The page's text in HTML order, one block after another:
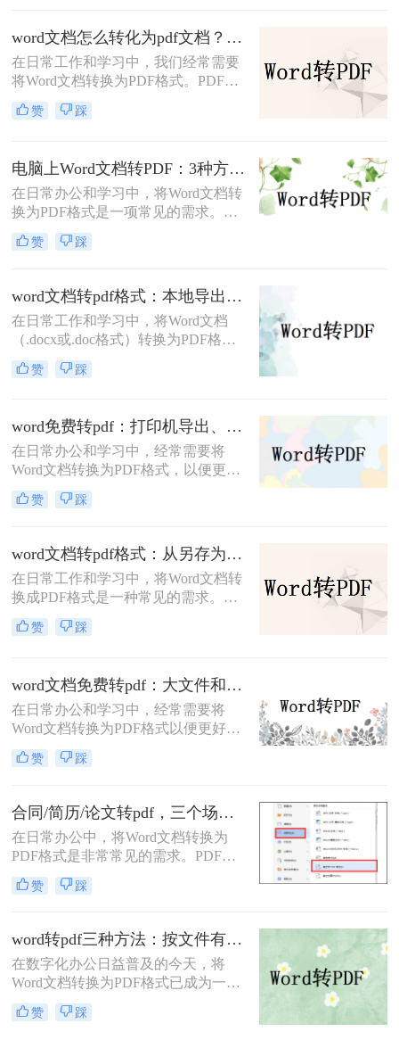
呢？本文将介绍5种常用的转换方
法，涵盖从免费工具到专业软件的多
种选择。
word文档怎么转化为pdf文档？3 种实用转换方法，完美保留原文档格式！
在日常工作和学习中，我们经常需要
将Word文档转换为PDF格式。PDF文
件不仅格式稳定、兼容性强，还能保
持文档的原始布局和格式，使得文档
文档怎么转化为pdf文档，并给出多种
方法及其步骤。
赞 踩
电脑上Word文档转PDF：3种方法按文档复杂度选，公式多的别用在线工具！
在日常办公和学习中，将Word文档转
换为PDF格式是一项常见的需求。
PDF格式因其跨平台兼容性、格式稳
定性和安全性而备受青睐。那么电脑
文将详细介绍三种将Word文档转换为
PDF的方法。
赞 踩
word文档转pdf格式：本地导出和在线工具怎么选！
在日常工作和学习中，将Word文档
（.docx或.doc格式）转换为PDF格式
是一项常见的需求。PDF文件因其跨
平台兼容性、保持文档格式不变以及
本文将详细介绍两种将Word文档转换
成PDF格式的方法。
赞 踩
word免费转pdf：打印机导出、Word自带、在线工具三选一！
在日常办公和学习中，经常需要将
Word文档转换为PDF格式，以便更好
地分享、打印或存档。那么word怎么
转换成pdf免费呢？本文将介绍三种免
赞 踩
word文档转pdf格式：从另存为到在线工具，三种路径各有取舍！
在日常工作和学习中，将Word文档转
换成PDF格式是一种常见的需求。
PDF格式不仅能够保持文档的原貌，
确保在不同平台和设备上呈现一致的
呢？本文将介绍三种高效且易于操作
的Word文档转换成PDF的方法，帮助
读者轻松应对这一需求。
赞 踩
word文档免费转pdf：大文件和小文件别用同一个方法！
在日常办公和学习中，经常需要将
Word文档转换为PDF格式以便更好地
分享、打印或存档。PDF格式具有跨
平台兼容性好、文件保护性强、打印
文件分享。那么word文档如何免费转
换成pdf呢？本文将详细介绍几种常用
的方法来实现这一目标。
赞 踩
合同/简历/论文转pdf，三个场景各自用什么方法快！
在日常办公中，将Word文档转换为
PDF格式是非常常见的需求。PDF文
件具有跨平台兼容性、保持文档格式
一致性和不可编辑性的特点，非常适
转换pdf呢？本文将介绍三种常用的方
法来实现这一转换。
赞 踩
word转pdf三种方法：按文件有没有图片和公式分开选！
在数字化办公日益普及的今天，将
Word文档转换为PDF格式已成为一项
基本且重要的技能。PDF格式因其跨
平台兼容性、格式稳定性和安全性，
赞 踩